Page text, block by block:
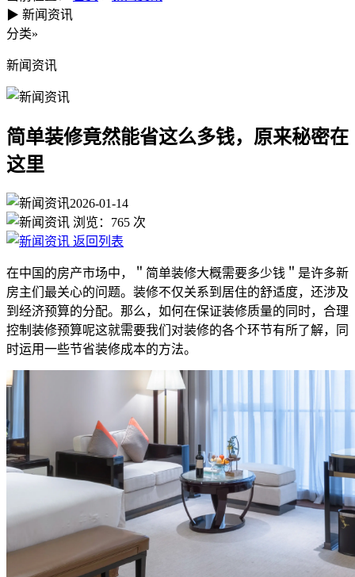
简单装修竟然能省这么多钱，
▶ 新闻资讯
分类»
新闻资讯
简单装修竟然能省这么多钱，原来秘密在
这里
2026-01-14
浏览： 765 次
返回列表
在中国的房产市场中，＂简单装修大概需要多少钱＂是许多新
房主们最关心的问题。装修不仅关系到居住的舒适度，还涉及
到经济预算的分配。那么，如何在保证装修质量的同时，合理
控制装修预算呢这就需要我们对装修的各个环节有所了解，同
时运用一些节省装修成本的方法。